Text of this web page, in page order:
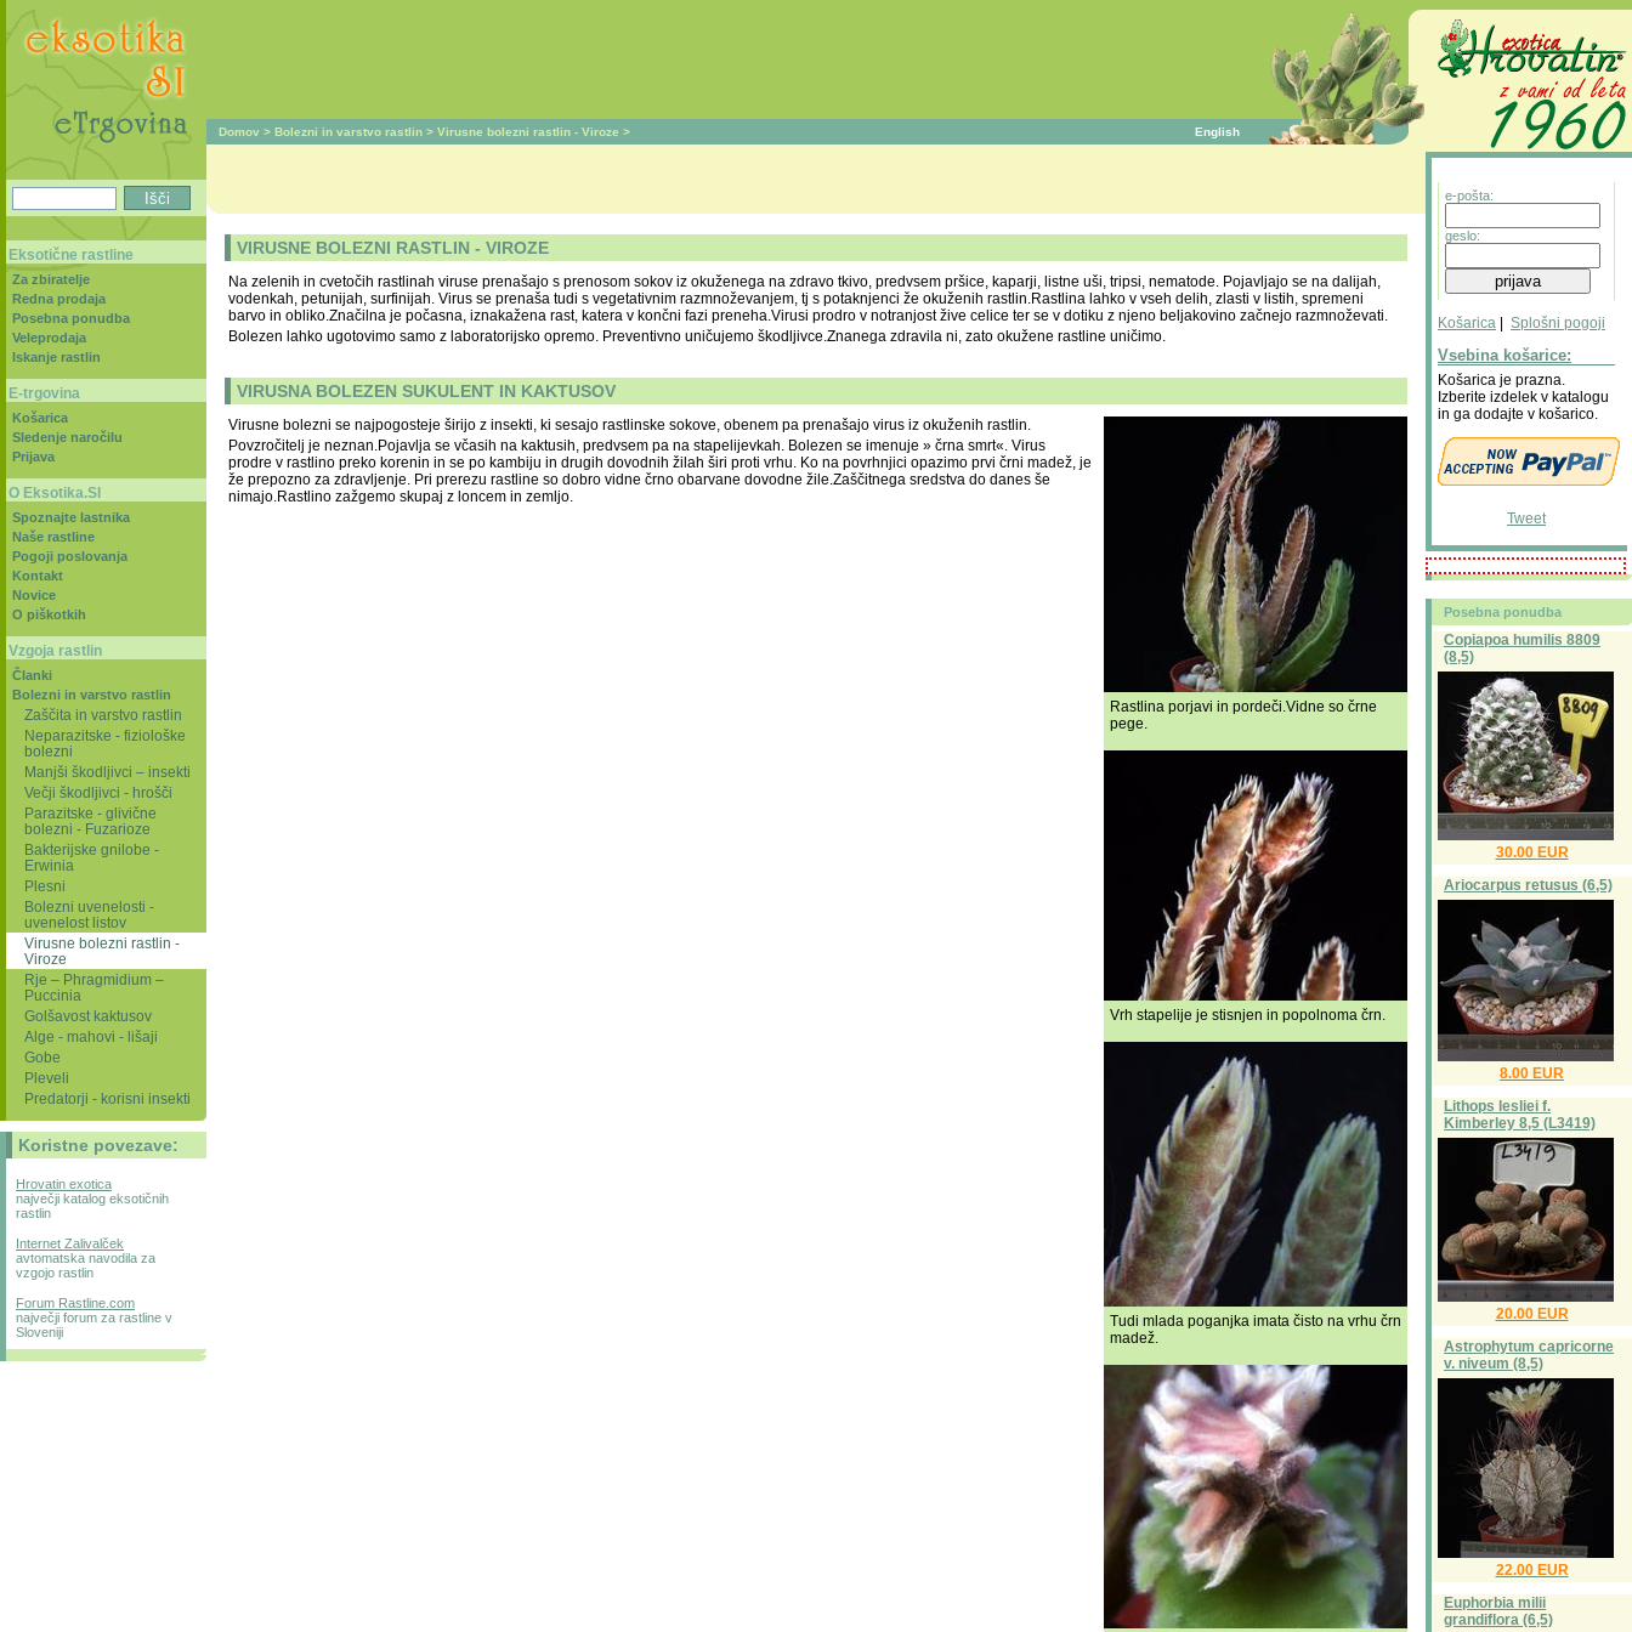
Domov > Bolezni in varstvo rastlin > Virusne bolezni rastlin - Viroze > English
VIRUSNE BOLEZNI RASTLIN - VIROZE
Na zelenih in cvetočih rastlinah viruse prenašajo s prenosom sokov iz okuženega na zdravo tkivo, predvsem pršice, kaparji, listne uši, tripsi, nematode. Pojavljajo se na dalijah,
vodenkah, petunijah, surfinijah. Virus se prenaša tudi s vegetativnim razmnoževanjem, tj s potaknjenci že okuženih rastlin.Rastlina lahko v vseh delih, zlasti v listih, spremeni
barvo in obliko.Značilna je počasna, iznakažena rast, katera v končni fazi preneha.Virusi prodro v notranjost žive celice ter se v dotiku z njeno beljakovino začnejo razmnoževati.
Bolezen lahko ugotovimo samo z laboratorijsko opremo. Preventivno uničujemo škodljivce.Znanega zdravila ni, zato okužene rastline uničimo.
VIRUSNA BOLEZEN SUKULENT IN KAKTUSOV
Rastlina porjavi in pordeči.Vidne so črne
pege.
Vrh stapelije je stisnjen in popolnoma črn.
Tudi mlada poganjka imata čisto na vrhu črn
madež.
Virusne bolezni se najpogosteje širijo z insekti, ki sesajo rastlinske sokove, obenem pa prenašajo virus iz okuženih rastlin.
Povzročitelj je neznan.Pojavlja se včasih na kaktusih, predvsem pa na stapelijevkah. Bolezen se imenuje » črna smrt«. Virus
prodre v rastlino preko korenin in se po kambiju in drugih dovodnih žilah širi proti vrhu. Ko na povrhnjici opazimo prvi črni madež, je
že prepozno za zdravljenje. Pri prerezu rastline so dobro vidne črno obarvane dovodne žile.Zaščitnega sredstva do danes še
nimajo.Rastlino zažgemo skupaj z loncem in zemljo.
e-pošta:
geslo:
Košarica Splošni pogoji
Vsebina košarice:
Košarica je prazna.
Izberite izdelek v katalogu
in ga dodajte v košarico.
Tweet
Posebna ponudba
Copiapoa humilis 8809
(8,5)
30.00 EUR
Ariocarpus retusus (6,5)
8.00 EUR
Lithops lesliei f.
Kimberley 8,5 (L3419)
20.00 EUR
Astrophytum capricorne
v. niveum (8,5)
22.00 EUR
Euphorbia milii
grandiflora (6,5)
Eksotične rastline
Za zbiratelje
Redna prodaja
Posebna ponudba
Veleprodaja
Iskanje rastlin
E-trgovina
Košarica
Sledenje naročilu
Prijava
O Eksotika.SI
Spoznajte lastnika
Naše rastline
Pogoji poslovanja
Kontakt
Novice
O piškotkih
Vzgoja rastlin
Članki
Bolezni in varstvo rastlin
Zaščita in varstvo rastlin
Neparazitske - fiziološke
bolezni
Manjši škodljivci – insekti
Večji škodljivci - hrošči
Parazitske - glivične
bolezni - Fuzarioze
Bakterijske gnilobe -
Erwinia
Plesni
Bolezni uvenelosti -
uvenelost listov
Virusne bolezni rastlin -
Viroze
Rje – Phragmidium –
Puccinia
Golšavost kaktusov
Alge - mahovi - lišaji
Gobe
Pleveli
Predatorji - korisni insekti
Koristne povezave:
Hrovatin exotica
največji katalog eksotičnih
rastlin
Internet Zalivalček
avtomatska navodila za
vzgojo rastlin
Forum Rastline.com
največji forum za rastline v
Sloveniji